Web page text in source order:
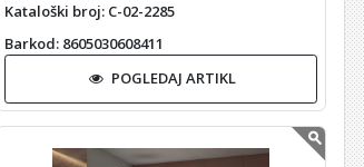
Kataloški broj: C-02-2285
Barkod: 8605030608411
POGLEDAJ ARTIKL